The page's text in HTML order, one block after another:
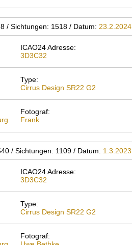
/ Sichtungen: 1518 / Datum: 23.2.2024
ICAO24 Adresse:
3D3C32
Type:
Cirrus Design SR22 G2
Fotograf:
Frank
/ Sichtungen: 1109 / Datum: 1.3.2023
ICAO24 Adresse:
3D3C32
Type:
Cirrus Design SR22 G2
Fotograf: